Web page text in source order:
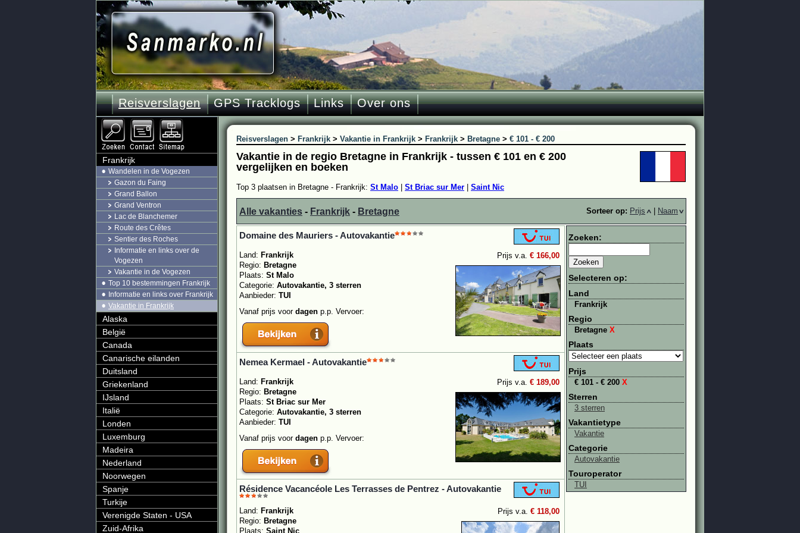
Reisverslagen GPS Tracklogs Links Over ons
Reisverslagen > Frankrijk > Vakantie in Frankrijk > Frankrijk > Bretagne > € 101 - € 200
Vakantie in de regio Bretagne in Frankrijk - tussen € 101 en € 200
vergelijken en boeken
Top 3 plaatsen in Bretagne - Frankrijk: St Malo St Briac sur Mer Saint Nic
Alle vakanties - Frankrijk - Bretagne Sorteer op: Prijs Naam
Domaine des Mauriers - Autovakantie
Prijs v.a. € 166,00
Land: Frankrijk
Regio: Bretagne
Plaats: St Malo
Categorie: Autovakantie, 3 sterren
Aanbieder: TUI
Vanaf prijs voor dagen p.p. Vervoer:
Nemea Kermael - Autovakantie
Prijs v.a. € 189,00
Land: Frankrijk
Regio: Bretagne
Plaats: St Briac sur Mer
Categorie: Autovakantie, 3 sterren
Aanbieder: TUI
Vanaf prijs voor dagen p.p. Vervoer:
Résidence Vacancéole Les Terrasses de Pentrez - Autovakantie
Prijs v.a. € 118,00
Land: Frankrijk
Regio: Bretagne
Plaats: Saint Nic
Zoeken:
Selecteren op:
Land
Frankrijk
Regio
Bretagne X
Plaats
Prijs
€ 101 - € 200 X
Sterren
3 sterren
Vakantietype
Vakantie
Categorie
Autovakantie
Touroperator
TUI
Frankrijk
Wandelen in de Vogezen
Gazon du Faing
Grand Ballon
Grand Ventron
Lac de Blanchemer
Route des Crêtes
Sentier des Roches
Informatie en links over de
Vogezen
Vakantie in de Vogezen
Top 10 bestemmingen Frankrijk
Informatie en links over Frankrijk
Vakantie in Frankrijk
Alaska
België
Canada
Canarische eilanden
Duitsland
Griekenland
IJsland
Italië
Londen
Luxemburg
Madeira
Nederland
Noorwegen
Spanje
Turkije
Verenigde Staten - USA
Zuid-Afrika